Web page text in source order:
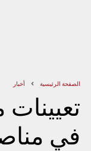
الصفحة الرئيسية أخبار
في